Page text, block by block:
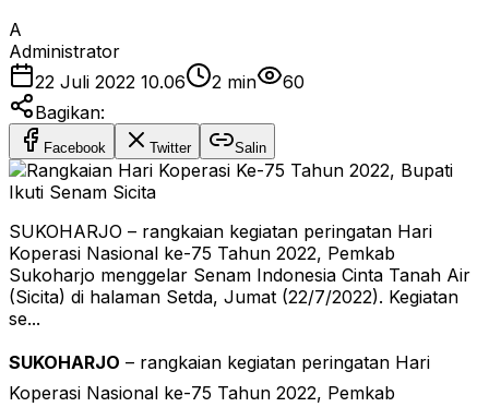
A
Administrator
22 Juli 2022 10.06
2 min
60
Bagikan:
Facebook Twitter Salin
SUKOHARJO – rangkaian kegiatan peringatan Hari
Koperasi Nasional ke-75 Tahun 2022, Pemkab
Sukoharjo menggelar Senam Indonesia Cinta Tanah Air
(Sicita) di halaman Setda, Jumat (22/7/2022). Kegiatan
se...
SUKOHARJO – rangkaian kegiatan peringatan Hari
Koperasi Nasional ke-75 Tahun 2022, Pemkab